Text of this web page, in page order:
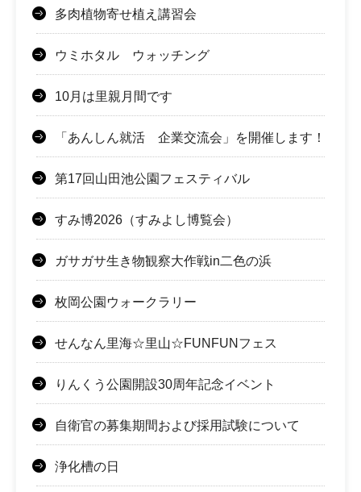
多肉植物寄せ植え講習会
ウミホタル ウォッチング
10月は里親月間です
「あんしん就活 企業交流会」を開催します！
第17回山田池公園フェスティバル
すみ博2026（すみよし博覧会）
ガサガサ生き物観察大作戦in二色の浜
枚岡公園ウォークラリー
せんなん里海☆里山☆FUNFUNフェス
りんくう公園開設30周年記念イベント
自衛官の募集期間および採用試験について
浄化槽の日